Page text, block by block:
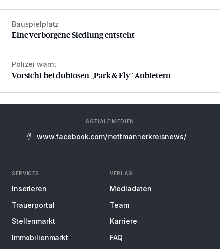
Eine verborgene Siedlung entsteht
Bauspielplatz
Eine verborgene Siedlung entsteht
Vorsicht bei dubiosen „Park & Fly“-Anbietern
Polizei warnt
Vorsicht bei dubiosen „Park & Fly“-Anbietern
SOZIALE MEDIEN
www.facebook.com/mettmannerkreisnews/
SERVICES
Inserieren
Trauerportal
Stellenmarkt
Immobilienmarkt
VERLAG
Mediadaten
Team
Karriere
FAQ